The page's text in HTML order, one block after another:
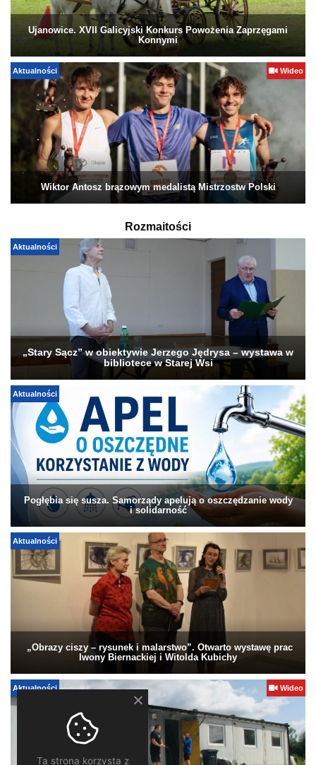
Ujanowice. XVII Galicyjski Konkurs Powożenia Zaprzęgami
Konnymi
Aktualności Wideo
Wiktor Antosz brązowym medalistą Mistrzostw Polski
Rozmaitości
Aktualności
„Stary Sącz” w obiektywie Jerzego Jędrysa – wystawa w
bibliotece w Starej Wsi
Aktualności
Pogłębia się susza. Samorządy apelują o oszczędzanie wody
i solidarność
Aktualności
„Obrazy ciszy – rysunek i malarstwo”. Otwarto wystawę prac
Iwony Biernackiej i Witolda Kubichy
Aktualności Wideo
Ta strona korzysta z